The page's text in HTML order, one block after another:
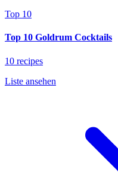
Top 10
Top 10 Goldrum Cocktails
10 recipes
Liste ansehen